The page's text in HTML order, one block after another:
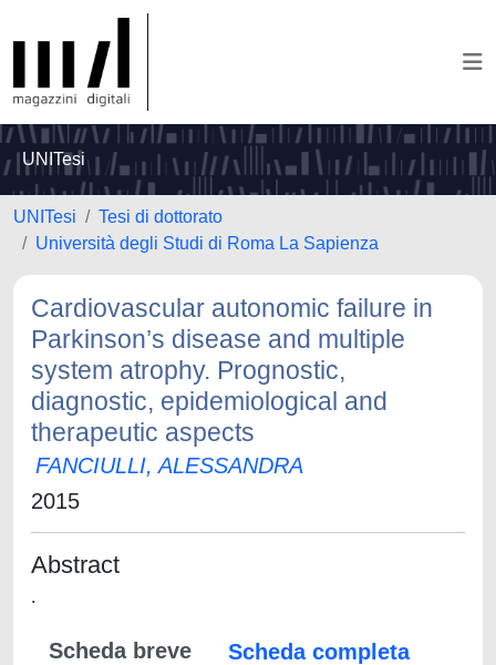
UNITesi
UNITesi
Tesi di dottorato
Università degli Studi di Roma La Sapienza
Cardiovascular autonomic failure in
Parkinson’s disease and multiple
system atrophy. Prognostic,
diagnostic, epidemiological and
therapeutic aspects
FANCIULLI, ALESSANDRA
2015
Abstract
.
Scheda breve
Scheda completa